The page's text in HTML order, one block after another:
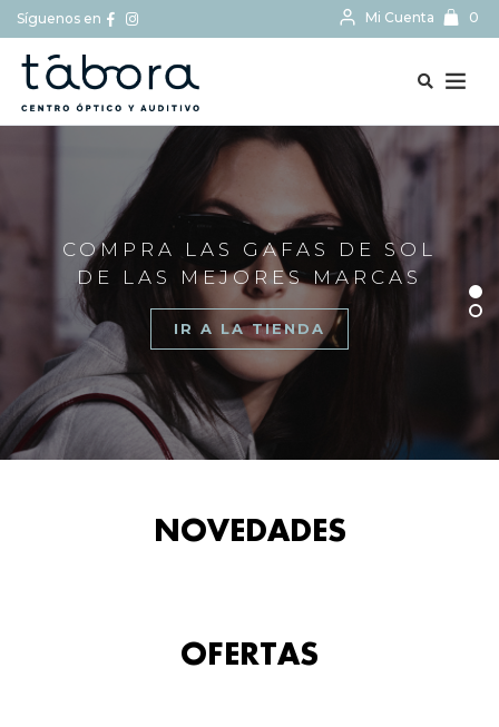
Síguenos en Mi Cuenta 0
COMPRA LAS GAFAS DE SOL
DE LAS MEJORES MARCAS
IR A LA TIENDA
NOVEDADES
OFERTAS